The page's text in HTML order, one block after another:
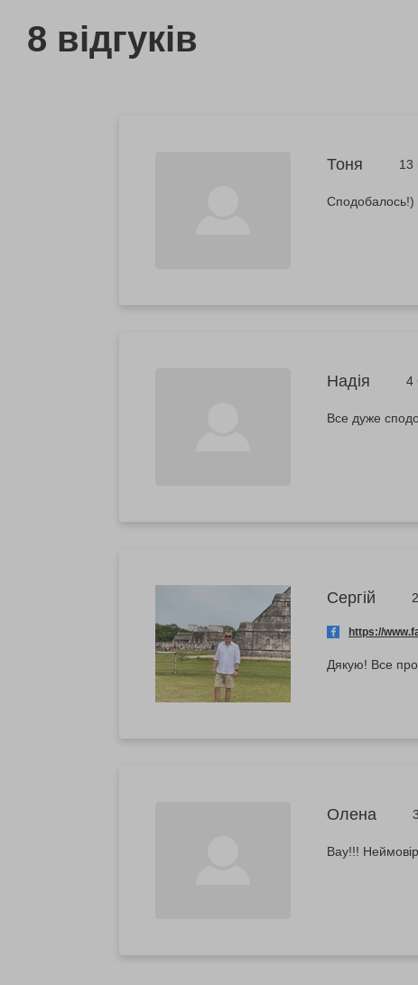
8 відгуків
Тоня 13
Сподобалось!)
Надія 4
Все дуже
Сергій
https://
Дякую! Все
Олена
Вау!!!